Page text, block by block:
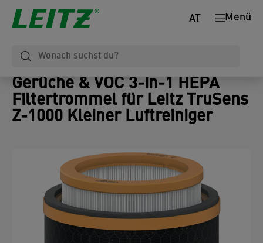
Menü
AT
Gerüche & VOC 3-in-1 HEPA
Filtertrommel für Leitz TruSens
Z-1000 Kleiner Luftreiniger